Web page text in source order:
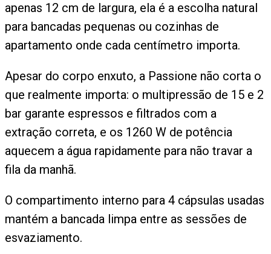
apenas 12 cm de largura, ela é a escolha natural
para bancadas pequenas ou cozinhas de
apartamento onde cada centímetro importa.
Apesar do corpo enxuto, a Passione não corta o
que realmente importa: o multipressão de 15 e 2
bar garante espressos e filtrados com a
extração correta, e os 1260 W de potência
aquecem a água rapidamente para não travar a
fila da manhã.
O compartimento interno para 4 cápsulas usadas
mantém a bancada limpa entre as sessões de
esvaziamento.